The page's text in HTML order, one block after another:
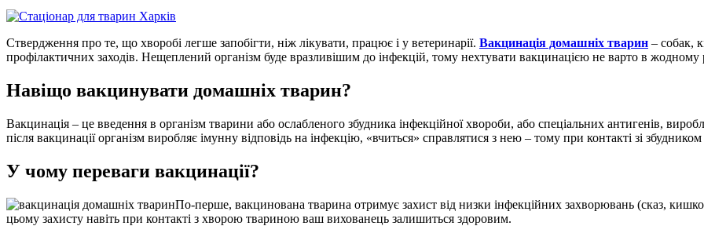
Ствердження про те, що хворобі легше запобігти, ніж лікувати, працює і у ветеринарії. Вакцинація домашніх тварин – собак,
профілактичних заходів. Нещеплений організм буде вразливішим до інфекцій, тому нехтувати вакцинацією не варто в жодному
Навіщо вакцинувати домашніх тварин?
Вакцинація – це введення в організм тварини або ослабленого збудника інфекційної хвороби, або спеціальних антигенів,
після вакцинації організм виробляє імунну відповідь на інфекцію, «вчиться» справлятися з нею – тому при контакті зі
У чому переваги вакцинації?
По-перше, вакцинована тварина отримує захист від низки інфекційних захворювань (сказ,
цьому захисту навіть при контакті з хворою твариною ваш вихованець залишиться здоровим.